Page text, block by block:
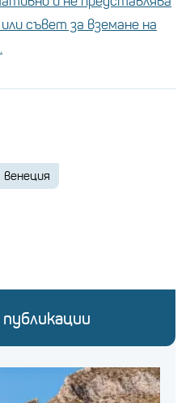
съвет за вземане на
венеция